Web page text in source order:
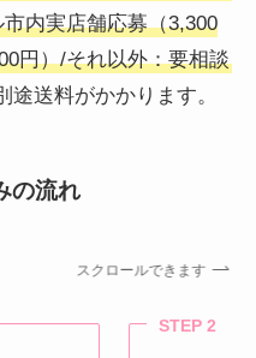
内実店舗応募（3,300
円）/それ以外：要相談
送料がかかります。
の流れ
スクロールできます
STEP 2 ご